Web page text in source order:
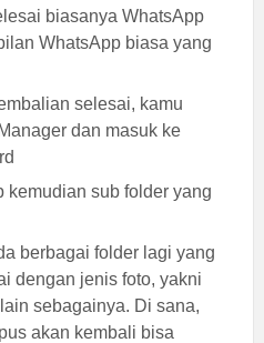
biasanya WhatsApp
WhatsApp biasa yang
selesai, kamu
dan masuk ke
kemudian sub folder yang
berbagai folder lagi yang
dengan jenis foto, yakni
sebagainya. Di sana,
akan kembali bisa